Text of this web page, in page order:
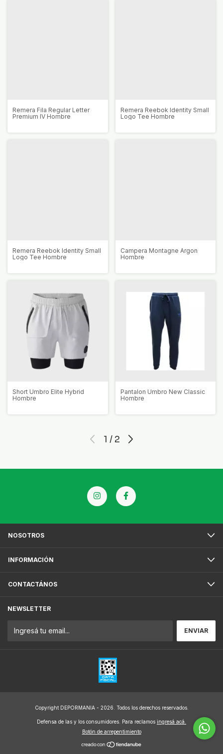
Remera Fila Regular Letter
Premium IV Hombre
Remera Reebok Identity Small
Logo Tee Hombre
Remera Reebok Identity Small
Logo Tee Hombre
Campera Montagne Argon
Hombre
Short Umbro Elite Hybrid
Hombre
Pantalon Umbro New Classic
Hombre
1 / 2
NOSOTROS
INFORMACIÓN
CONTACTÁNOS
NEWSLETTER
Copyright DEPORMANIA - 2026. Todos los derechos reservados.
Defensa de las y los consumidores. Para reclamos ingresá acá.
Botón de arrepentimiento